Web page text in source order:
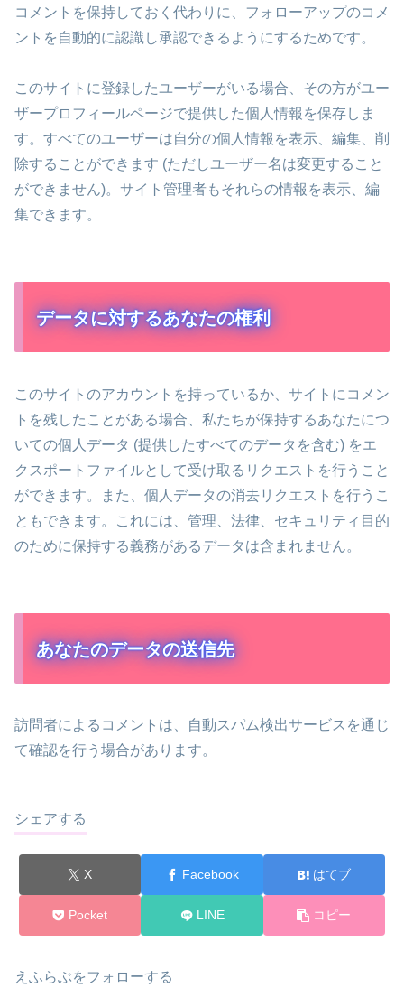
コメントを保持しておく代わりに、フォローアップのコメ
ントを自動的に認識し承認できるようにするためです。
このサイトに登録したユーザーがいる場合、その方がユー
ザープロフィールページで提供した個人情報を保存しま
す。すべてのユーザーは自分の個人情報を表示、編集、削
除することができます (ただしユーザー名は変更すること
ができません)。サイト管理者もそれらの情報を表示、編
集できます。
データに対するあなたの権利
このサイトのアカウントを持っているか、サイトにコメン
トを残したことがある場合、私たちが保持するあなたにつ
いての個人データ (提供したすべてのデータを含む) をエ
クスポートファイルとして受け取るリクエストを行うこと
ができます。また、個人データの消去リクエストを行うこ
ともできます。これには、管理、法律、セキュリティ目的
のために保持する義務があるデータは含まれません。
あなたのデータの送信先
訪問者によるコメントは、自動スパム検出サービスを通じ
て確認を行う場合があります。
シェアする
X Facebook はてブ
Pocket LINE コピー
えふらぶをフォローする